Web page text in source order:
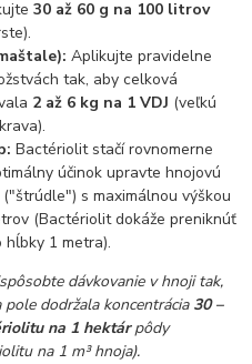
30 až 60 g na 100 litrov
Aplikujte pravidelne
tak, aby celková
2 až 6 kg na 1 VDJ (veľkú
Bactériolit stačí rovnomerne
účinok upravte hnojovú
s maximálnou výškou
(Bactériolit dokáže preniknúť
hĺbky 1 metra).
dávkovanie v hnoji tak,
dodržala koncentrácia 30 –
na 1 hektárpôdy
na 1 m³ hnoja).